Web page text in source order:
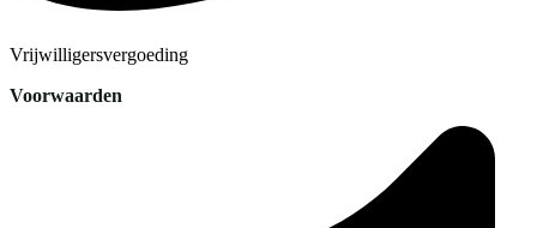
Vrijwilligersvergoeding
Voorwaarden